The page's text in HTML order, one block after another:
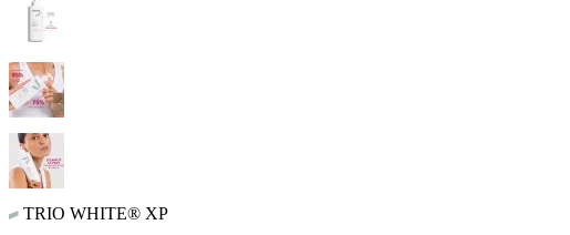
TRIO WHITE® XP